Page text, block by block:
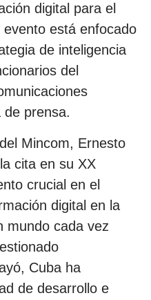
digital para el
está enfocado
de inteligencia
del
de prensa.
Mincom, Ernesto
cita en su XX
crucial en el
digital en la
mundo cada vez
Cuba ha
de desarrollo e